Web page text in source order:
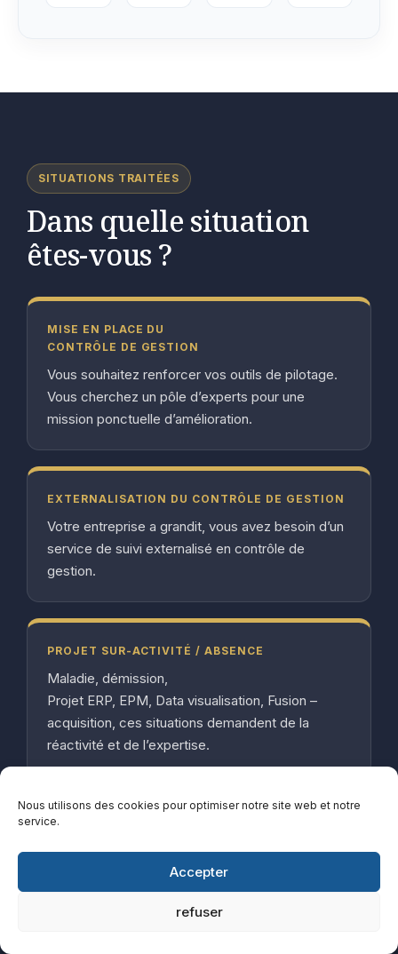
Nous utilisons des cookies pour optimiser notre site web et notre
service.
Accepter
refuser
SITUATIONS TRAITÉES
Dans quelle situation
êtes-vous ?
MISE EN PLACE DU
CONTRÔLE DE GESTION
Vous souhaitez renforcer vos outils de pilotage.
Vous cherchez un pôle d’experts pour une
mission ponctuelle d’amélioration.
EXTERNALISATION DU CONTRÔLE DE GESTION
Votre entreprise a grandit, vous avez besoin d’un
service de suivi externalisé en contrôle de
gestion.
PROJET SUR-ACTIVITÉ / ABSENCE
Maladie, démission,
Projet ERP, EPM, Data visualisation, Fusion –
acquisition, ces situations demandent de la
réactivité et de l’expertise.
CRISE FINANCIÈRE
Les chiffres sont de plus en plus alarmants. Il
vous faut des experts pour rapidement retrouver
de la visibilité et de la rentabilité.